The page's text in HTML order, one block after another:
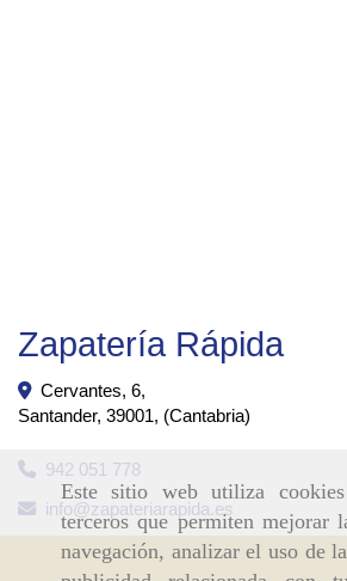
Este sitio web utiliza
terceros que permiten mejorar
navegación, analizar el uso de
Zapatería Rápida
Cervantes, 6,
Santander, 39001, (Cantabria)
942 051 778
info
zapateriarapida.es